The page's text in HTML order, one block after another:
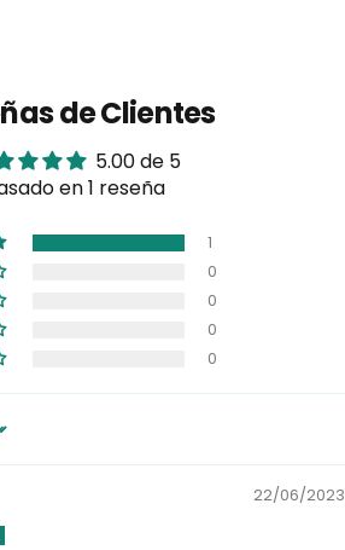
de Clientes
5.00 de 5
en 1 reseña
1
0
0
0
0
22/06/2023